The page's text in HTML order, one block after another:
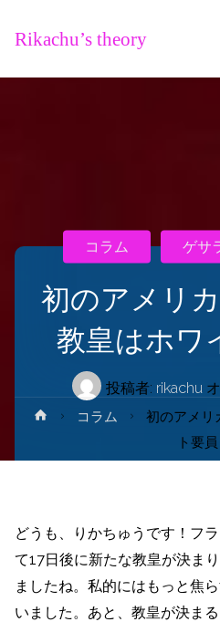
Rikachu’s theory
初のアメリ
教皇はホワ
投稿者: rikachu
コラム ゲサ
ホ
ム
コラム
初のアメリ
ト要員
どうも、りかちゅうです！フ
て17日後に新たな教皇が決ま
ましたね。私的にはもっと焦
いました。あと、教皇が決ま